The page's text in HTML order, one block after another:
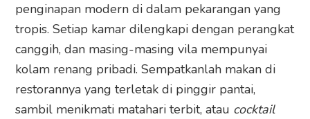
penginapan modern di dalam pekarangan yang
tropis. Setiap kamar dilengkapi dengan perangkat
canggih, dan masing-masing vila mempunyai
kolam renang pribadi. Sempatkanlah makan di
restorannya yang terletak di pinggir pantai,
sambil menikmati matahari terbit, atau cocktail